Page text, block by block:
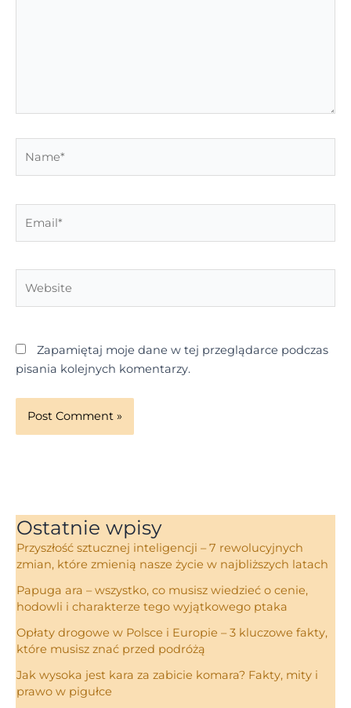
Zapamiętaj moje dane w tej przeglądarce podczas
pisania kolejnych komentarzy.
Ostatnie wpisy
Przyszłość sztucznej inteligencji – 7 rewolucyjnych
zmian, które zmienią nasze życie w najbliższych latach
Papuga ara – wszystko, co musisz wiedzieć o cenie,
hodowli i charakterze tego wyjątkowego ptaka
Opłaty drogowe w Polsce i Europie – 3 kluczowe fakty,
które musisz znać przed podróżą
Jak wysoka jest kara za zabicie komara? Fakty, mity i
prawo w pigułce